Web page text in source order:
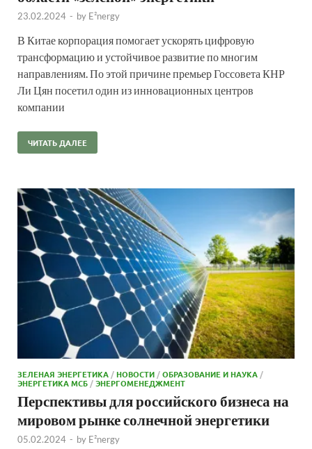
23.02.2024 - by E²nergy
В Китае корпорация помогает ускорять цифровую
трансформацию и устойчивое развитие по многим
направлениям. По этой причине премьер Госсовета КНР
Ли Цян посетил один из инновационных центров
компании
ЧИТАТЬ ДАЛЕЕ
ЗЕЛЕНАЯ ЭНЕРГЕТИКА/НОВОСТИ/ОБРАЗОВАНИЕ И НАУКА/
ЭНЕРГЕТИКА МСБ/ЭНЕРГОМЕНЕДЖМЕНТ
Перспективы для российского бизнеса на
мировом рынке солнечной энергетики
05.02.2024 - by E²nergy